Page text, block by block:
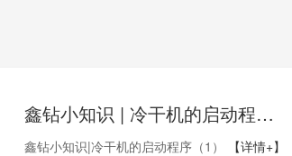
鑫钻小知识 | 冷干机的启动程序（1）
鑫钻小知识|冷干机的启动程序（1） 【详情+】